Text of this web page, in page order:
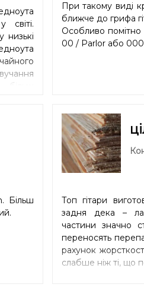
світі.
низькі
При такому виді
ближче до грифа
Особливо
00 / Parlor або
Більш
Топ гітари
задня дека –
частини значно
переносять
рахунок
слабше ніж ті, що